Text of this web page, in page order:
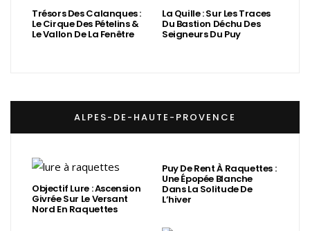
Trésors Des Calanques :
Le Cirque Des Pételins &
Le Vallon De La Fenêtre
La Quille : Sur Les Traces
Du Bastion Déchu Des
Seigneurs Du Puy
ALPES-DE-HAUTE-PROVENCE
Objectif Lure : Ascension
Givrée Sur Le Versant
Nord En Raquettes
Puy De Rent À Raquettes :
Une Épopée Blanche
Dans La Solitude De
L’hiver